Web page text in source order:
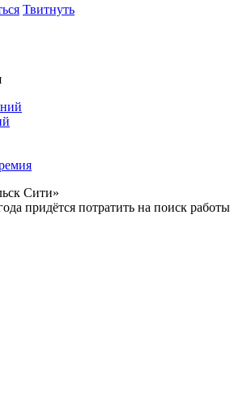
Твитнуть
Сити»
придётся потратить на поиск работы